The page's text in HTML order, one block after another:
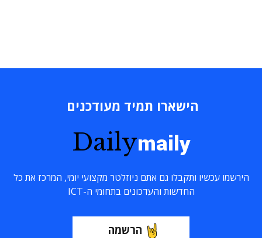
הישארו תמיד מעודכנים
Dailymaily
הירשמו עכשיו ותקבלו גם אתם ניוזלטר מקצועי יומי, המרכז את כל
החדשות והעדכונים בתחומי ה-ICT
הרשמה